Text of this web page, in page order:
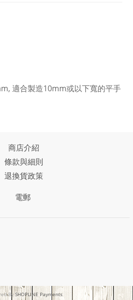
適合製造10mm或以下寬的平手
商店介紹
條款與細則
退換貨政策
電郵
BySHOPLINE Payments